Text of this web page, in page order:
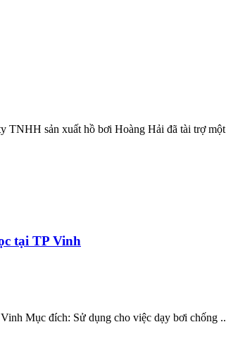
TNHH sản xuất hồ bơi Hoàng Hải đã tài trợ
tại TP Vinh
Mục đích: Sử dụng cho việc dạy bơi chống